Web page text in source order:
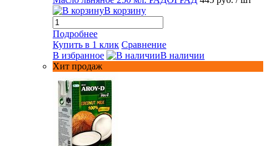
В корзину
Подробнее
Купить в 1 клик Сравнение
В избранное
В наличии
Хит продаж